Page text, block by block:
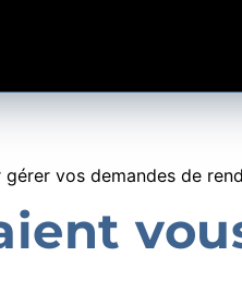
vos demandes de